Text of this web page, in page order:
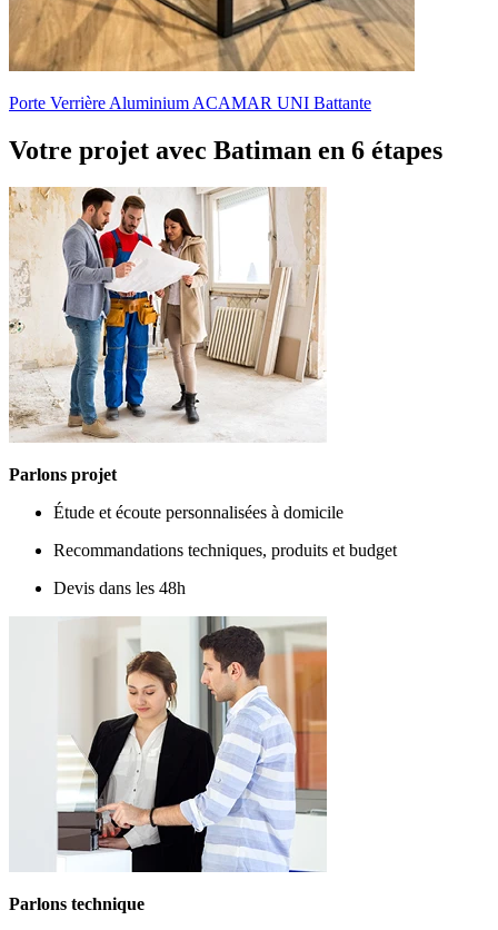
Porte Verrière Aluminium ACAMAR UNI Battante
Votre projet avec Batiman en 6 étapes
Parlons projet
Étude et écoute personnalisées à domicile
Recommandations techniques, produits et budget
Devis dans les 48h
Parlons technique